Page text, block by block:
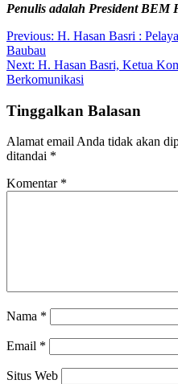
Penulis adalah President
Navigasi
pos
Previous: H. Hasan Basri :
Baubau
Next: H. Hasan Basri, Ketua
Berkomunikasi
Tinggalkan Balasan
Alamat email Anda tidak akan
ditandai *
Komentar *
Nama *
Email *
Situs Web